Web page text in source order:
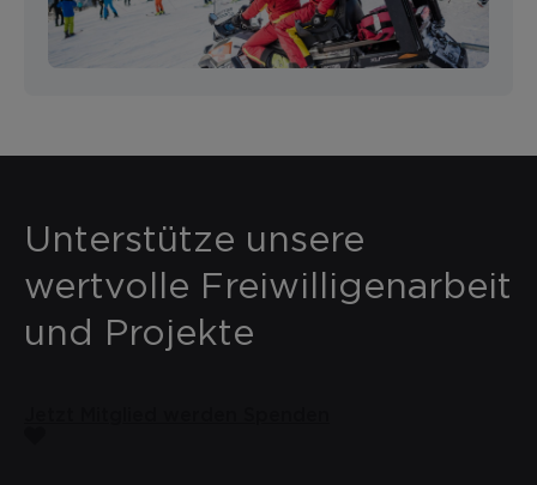
Unterstütze unsere
wertvolle Freiwilligenarbeit
und Projekte